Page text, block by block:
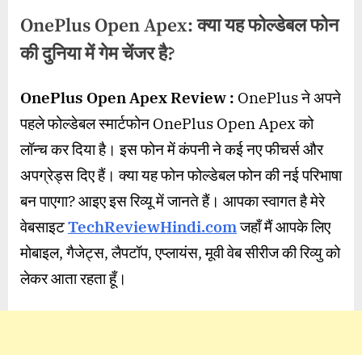
OnePlus Open Apex: क्या यह फोल्डेबल फोन
की दुनिया में गेम चेंजर है?
on
OnePlus
Open
क्या
यह
फोल्डेबल
की
दुनिया
में
गेम
चेंजर
OnePlus Open Apex Review : OnePlus ने अपने
पहले फोल्डेबल स्मार्टफोन OnePlus Open Apex को
लॉन्च कर दिया है। इस फोन में कंपनी ने कई नए फीचर्स और
अपग्रेड्स दिए हैं। क्या यह फोन फोल्डेबल फोन की नई परिभाषा
बन पाएगा? आइए इस रिव्यू में जानते हैं। आपका स्वागत है मेरे
वेबसाइटTechReviewHindi.comजहाँ मैं आपके लिए
मोबाइल, गैजेट्स, लैपटॉप, एप्लायंस, मूवी वेब सीरीज की रिव्यु को
लेकर आता रहता हूँ।